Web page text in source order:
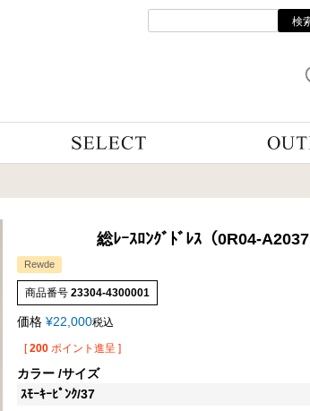
検
総ﾚｰｽﾛﾝｸﾞﾄﾞﾚｽ（0R04-A2037
Rewde
商品番号 23304-4300001
価格 ¥22,000税込
[ 200 ポイント進呈 ]
カラー サイズ
ｽﾓｰｷｰﾋﾟﾝｸ/37